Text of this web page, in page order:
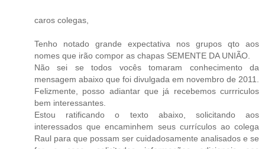
caros colegas,
Tenho notado grande expectativa nos grupos qto aos
nomes que irão compor as chapas SEMENTE DA UNIÃO.
Não sei se todos vocês tomaram conhecimento da
mensagem abaixo que foi divulgada em novembro de 2011.
Felizmente, posso adiantar que já recebemos currriculos
bem interessantes.
Estou ratificando o texto abaixo, solicitando aos
interessados que encaminhem seus currículos ao colega
Raul para que possam ser cuidadosamente analisados e se